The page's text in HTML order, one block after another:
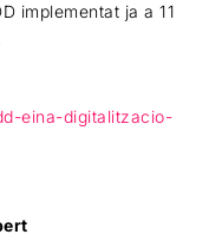
implementat ja a 11
eina-digitalitzacio-